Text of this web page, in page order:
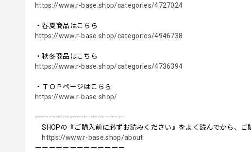
https://www.r-base.shop/categories/4727024
・春夏商品はこちら
https://www.r-base.shop/categories/4946738
・秋冬商品はこちら
https://www.r-base.shop/categories/4736394
・ＴＯＰページはこちら
https://www.r-base.shop/
ーーーーーーーーーーーーー
SHOPの『ご購入前に必ずお読みください』をよく読んでから、ご
https://www.r-base.shop/about
ーーーーーーーーーーーーー